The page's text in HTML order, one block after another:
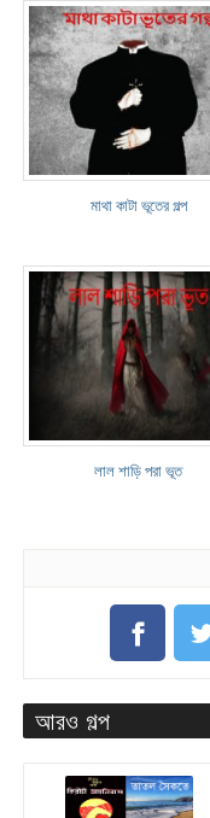
মাথা কাটা ভূতের গল্প
লাল শাড়ি পরা ভূত
আরও গল্প